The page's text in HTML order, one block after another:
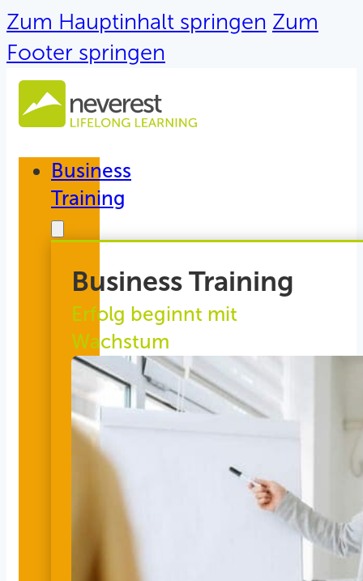
Zum Hauptinhalt springen Zum
Footer springen
Business
Training
Business Training
Erfolg beginnt mit
Wachstum